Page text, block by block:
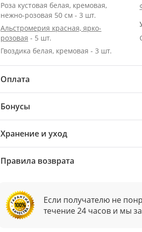
Роза кустовая белая, кремовая,
нежно-розовая 50 см - 3 шт.
Альстромерия красная, ярко-
розовая - 5 шт.
Гвоздика белая, кремовая - 3 шт.
Оплата
Бонусы
Хранение и уход
Правила возврата
Если получателю не
течение 24 часов и мы